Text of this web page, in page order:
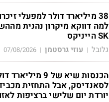
38 מיליארד דולר למפעלי
למה דווקא מיקרון נהנית
SK הייניקס
גלובל | עוזי גרסטמן |
07/08/2026
הכנסות שיא של 9 מיליארד
לסאנדיסק, אבל התחזית
יורדת יום שלישי ברציפות לאזור